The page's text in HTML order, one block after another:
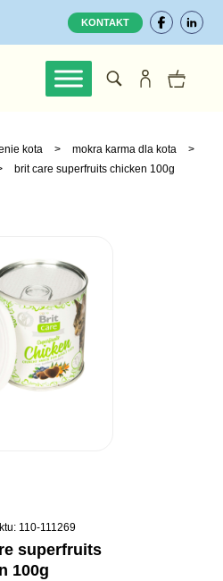
KONTAKT
kota > mokra karma dla kota
>
brit care superfruits chicken 100g
110-111269
100g